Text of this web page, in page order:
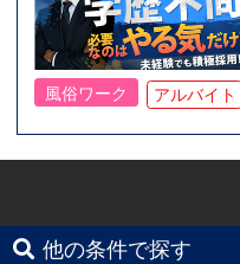
風俗ワーク アルバイト
他の条件で探す